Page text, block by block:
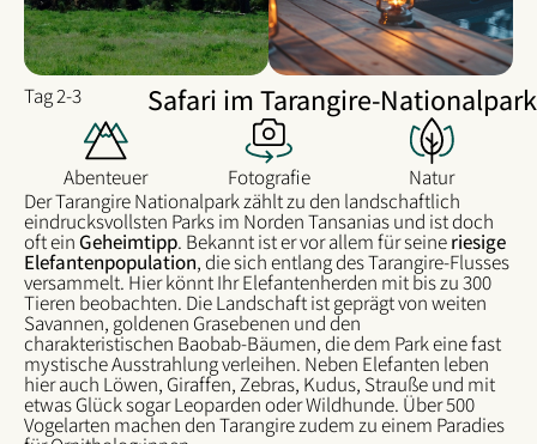
Tag 2-3 Safari im Tarangire-Nationalpark
Abenteuer Fotografie
Natur
Der Tarangire Nationalpark zählt zu den landschaftlich
eindrucksvollsten Parks im Norden Tansanias und ist doch
oft einGeheimtipp. Bekannt ist er vor allem für seineriesige
Elefantenpopulation, die sich entlang des Tarangire-Flusses
versammelt. Hier könnt Ihr Elefantenherden mit bis zu 300
Tieren beobachten. Die Landschaft ist geprägt von weiten
Savannen, goldenen Grasebenen und den
charakteristischen Baobab-Bäumen, die dem Park eine fast
mystische Ausstrahlung verleihen. Neben Elefanten leben
hier auch Löwen, Giraffen, Zebras, Kudus, Strauße und mit
etwas Glück sogar Leoparden oder Wildhunde. Über 500
Vogelarten machen den Tarangire zudem zu einem Paradies